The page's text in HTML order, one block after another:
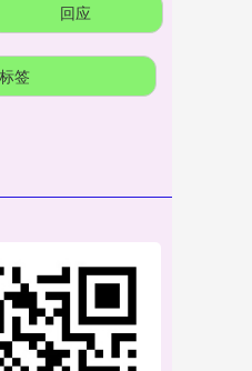
回应
签